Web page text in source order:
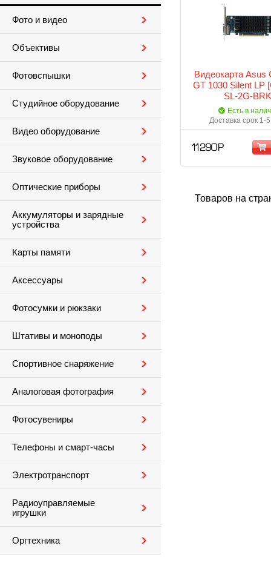
Фото и видео
Объективы
Фотовспышки
Студийное оборудование
Видео оборудование
Звуковое оборудование
Оптические приборы
Аккумуляторы и зарядные
устройства
Карты памяти
Аксессуары
Фотосумки и рюкзаки
Штативы и моноподы
Спортивное снаряжение
Аналоговая фотография
Фотосувениры
Телефоны и смарт-часы
Электротранспорт
Радиоуправляемые
игрушки
Оргтехника
Видеокарта Asus
GT 1030 Silent LP
SL-2G-
Есть в
Доставка срок 1-
11 290 Р
Товаров на